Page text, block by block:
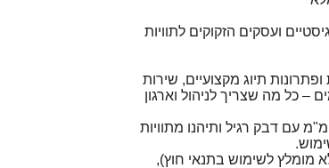
ועסקים הזקוקים לתוויות
תיוג מקצועיים, שירות
– כל מה שצריך לניהול וארגון
הזמינו עכשיו גליל מדבקות LW 54x70 מ"מ עם דבק רגיל ותיהנו מתוויות
מומלץ לשימוש בתנאי חוץ),